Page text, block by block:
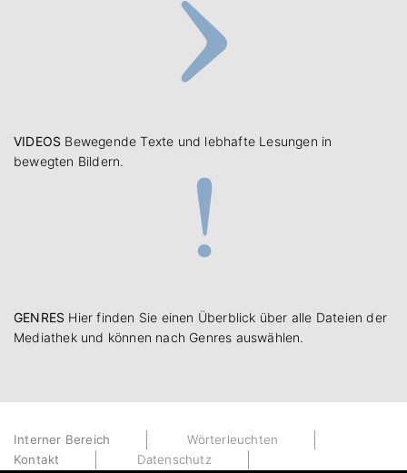
VIDEOS Bewegende Texte und lebhafte Lesungen in
bewegten Bildern.
GENRES Hier finden Sie einen Überblick über alle Dateien der
Mediathek und können nach Genres auswählen.
Interner Bereich
Wörterleuchten
Kontakt
Datenschutz